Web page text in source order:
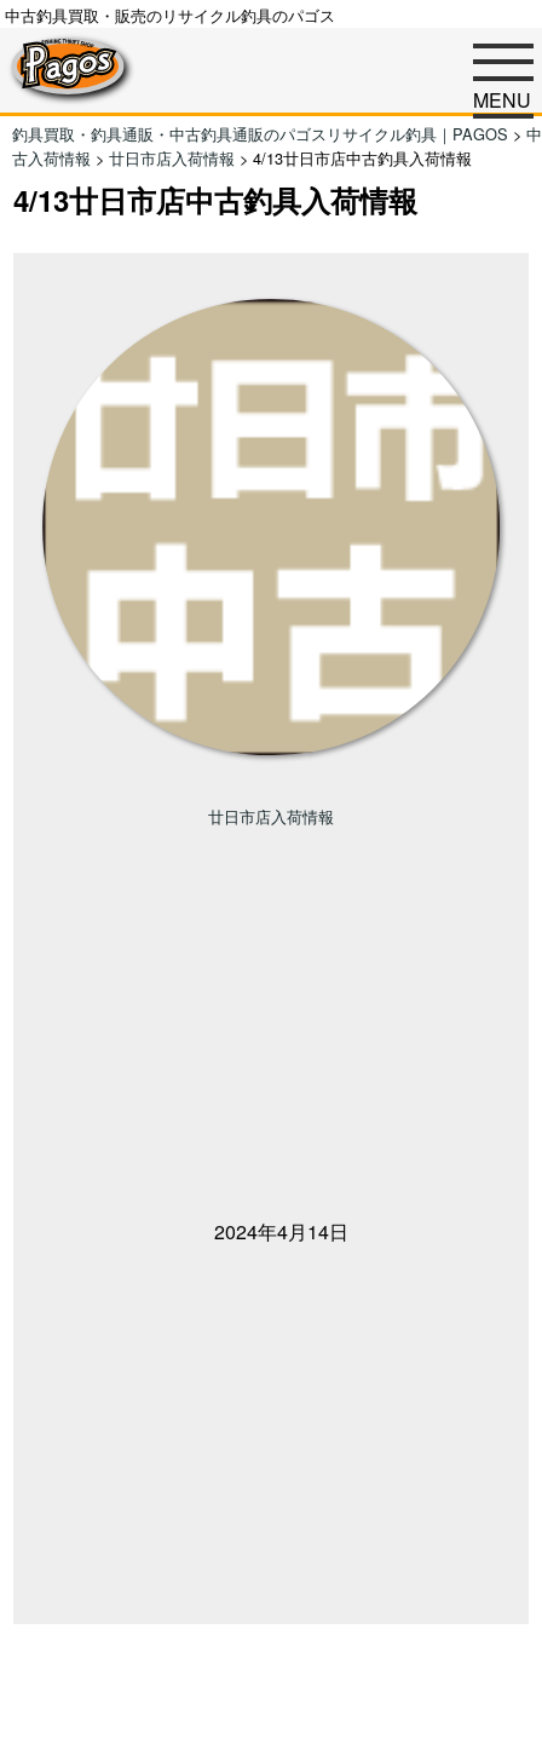
中古釣具買取・販売のリサイクル釣具のパゴス
MENU
釣具買取・釣具通販・中古釣具通販のパゴスリサイクル釣具｜PAGOS > 中
古入荷情報 > 廿日市店入荷情報 > 4/13廿日市店中古釣具入荷情報
4/13廿日市店中古釣具入荷情報
廿日市店入荷情報
2024年4月14日